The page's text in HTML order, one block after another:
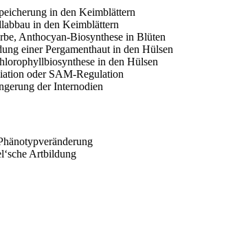
in den Keimblättern
in den Keimblättern
Anthocyan-Biosynthese in Blüten
einer Pergamenthaut in den Hülsen
in den Hülsen
oder SAM-Regulation
der Internodien
Artbildung